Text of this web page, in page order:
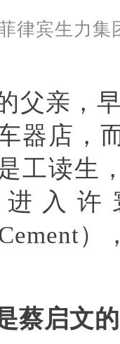
律宾生力集
父亲，
器店，
工读生
入许
蔡启文